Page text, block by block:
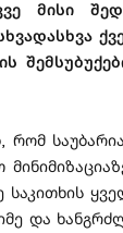
მისი
საკითხის
და